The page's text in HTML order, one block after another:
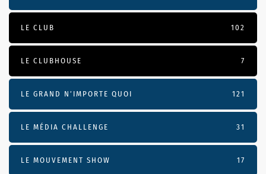
LE CLUB 102
LE CLUBHOUSE 7
LE GRAND N’IMPORTE QUOI 121
LE MÉDIA CHALLENGE 31
LE MOUVEMENT SHOW 17